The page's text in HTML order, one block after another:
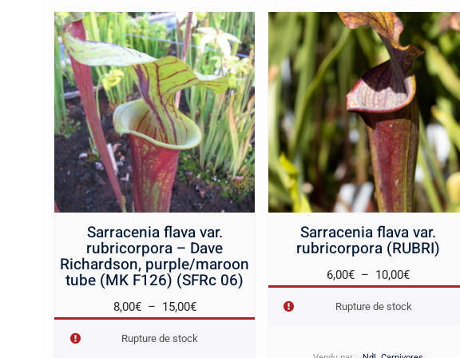
récent
au
plus
ancien
Sarracenia flava var.
rubricorpora – Dave
Richardson, purple/maroon
tube (MK F126) (SFRc 06)
8,00€ – 15,00€Plage
Rupture de stock
Sarracenia flava var.
rubricorpora (RUBRI)
6,00€ – 10,00€Plage
Rupture de stock